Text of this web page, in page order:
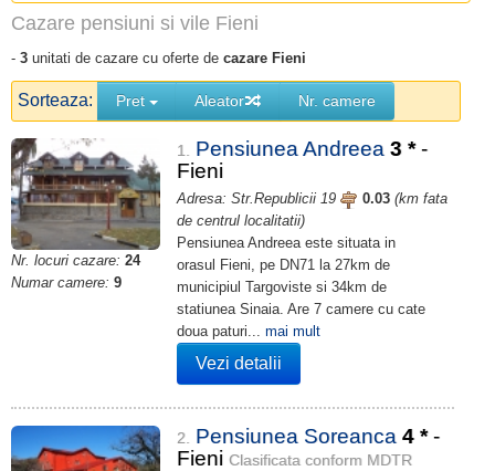
Cazare pensiuni si vile Fieni
- 3 unitati de cazare cu oferte de cazare Fieni
Sorteaza: Pret Aleator Nr. camere
Nr. locuri cazare: 24
Numar camere: 9
1. Pensiunea Andreea 3 * -
Fieni
Adresa: Str.Republicii 19 0.03 (km fata
de centrul localitatii)
Pensiunea Andreea este situata in
orasul Fieni, pe DN71 la 27km de
municipiul Targoviste si 34km de
statiunea Sinaia. Are 7 camere cu cate
doua paturi... mai mult
Vezi detalii
2. Pensiunea Soreanca 4 * -
Fieni Clasificata conform MDTR